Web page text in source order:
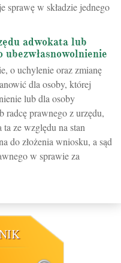
sprawę w składzie jednego
adwokata lub
o uchylenie oraz zmianę
dla osoby, której
lub dla osoby
radcę prawnego z urzędu,
ze względu na stan
do złożenia wniosku, a sąd
w sprawie za